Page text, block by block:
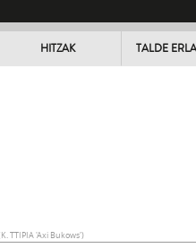
HITZAK TALDE
TTIPIA 'Axi Bukows')